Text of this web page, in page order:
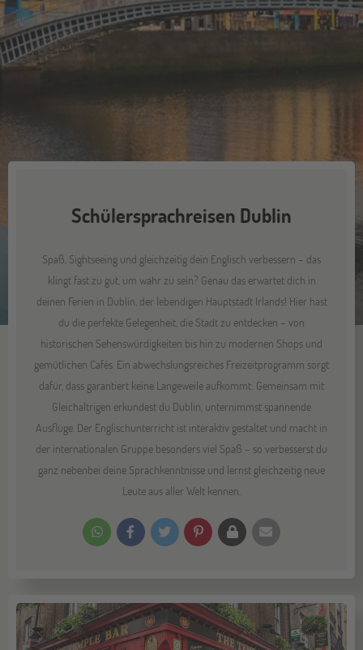
Schülersprachreisen Dublin
Spaß, Sightseeing und gleichzeitig dein Englisch verbessern – das
klingt fast zu gut, um wahr zu sein? Genau das erwartet dich in
deinen Ferien in Dublin, der lebendigen Hauptstadt Irlands! Hier hast
du die perfekte Gelegenheit, die Stadt zu entdecken – von
historischen Sehenswürdigkeiten bis hin zu modernen Shops und
gemütlichen Cafés. Ein abwechslungsreiches Freizeitprogramm sorgt
dafür, dass garantiert keine Langeweile aufkommt: Gemeinsam mit
Gleichaltrigen erkundest du Dublin, unternimmst spannende
Ausflüge. Der Englischunterricht ist interaktiv gestaltet und macht in
der internationalen Gruppe besonders viel Spaß – so verbesserst du
ganz nebenbei deine Sprachkenntnisse und lernst gleichzeitig neue
Leute aus aller Welt kennen.